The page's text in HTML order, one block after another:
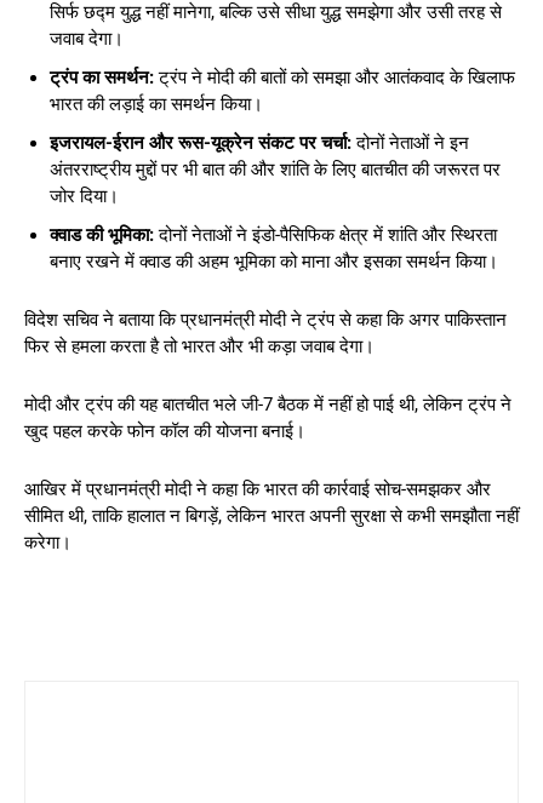
सिर्फ छद्म युद्ध नहीं मानेगा, बल्कि उसे सीधा युद्ध समझेगा और उसी तरह से
जवाब देगा।
ट्रंप का समर्थन:ट्रंप ने मोदी की बातों को समझा और आतंकवाद के खिलाफ
भारत की लड़ाई का समर्थन किया।
इजरायल-ईरान और रूस-यूक्रेन संकट पर चर्चा:दोनों नेताओं ने इन
अंतरराष्ट्रीय मुद्दों पर भी बात की और शांति के लिए बातचीत की जरूरत पर
जोर दिया।
क्वाड की भूमिका:दोनों नेताओं ने इंडो-पैसिफिक क्षेत्र में शांति और स्थिरता
बनाए रखने में क्वाड की अहम भूमिका को माना और इसका समर्थन किया।
विदेश सचिव ने बताया कि प्रधानमंत्री मोदी ने ट्रंप से कहा कि अगर पाकिस्तान
फिर से हमला करता है तो भारत और भी कड़ा जवाब देगा।
मोदी और ट्रंप की यह बातचीत भले जी-7 बैठक में नहीं हो पाई थी, लेकिन ट्रंप ने
खुद पहल करके फोन कॉल की योजना बनाई।
आखिर में प्रधानमंत्री मोदी ने कहा कि भारत की कार्रवाई सोच-समझकर और
सीमित थी, ताकि हालात न बिगड़ें, लेकिन भारत अपनी सुरक्षा से कभी समझौता नहीं
करेगा।